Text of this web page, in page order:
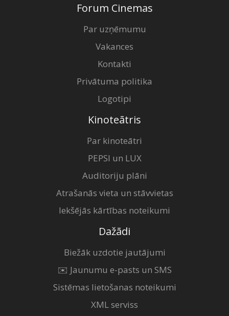
Forum Cinemas
Par uzņēmumu
Vakances
Kontakti
Privātuma politika
Logotipi
Kinoteātris
Par kinoteātri
PEPSI un LUX
Auditoriju plāni
Atrašanās vieta un stāvvietas
Iekšējās kārtības noteikumi
Dažādi
Biežāk uzdotie jautājumi
✉️ Jaunumu e-pasts un SMS
Sistēmas lietošanas noteikumi
XML serviss